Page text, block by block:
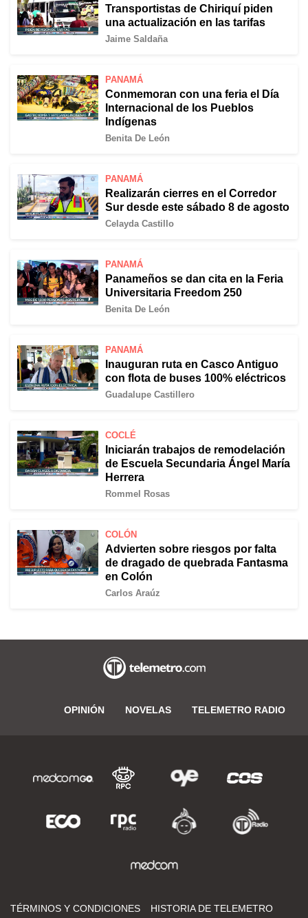
Transportistas de Chiriquí piden
una actualización en las tarifas
Jaime Saldaña
PANAMÁ
Conmemoran con una feria el Día
Internacional de los Pueblos
Indígenas
Benita De León
PANAMÁ
Realizarán cierres en el Corredor
Sur desde este sábado 8 de agosto
Celayda Castillo
PANAMÁ
Panameños se dan cita en la Feria
Universitaria Freedom 250
Benita De León
PANAMÁ
Inauguran ruta en Casco Antiguo
con flota de buses 100% eléctricos
Guadalupe Castillero
COCLÉ
Iniciarán trabajos de remodelación
de Escuela Secundaria Ángel María
Herrera
Rommel Rosas
COLÓN
Advierten sobre riesgos por falta
de dragado de quebrada Fantasma
en Colón
Carlos Araúz
OPINIÓN NOVELAS TELEMETRO RADIO
TÉRMINOS Y CONDICIONES HISTORIA DE TELEMETRO